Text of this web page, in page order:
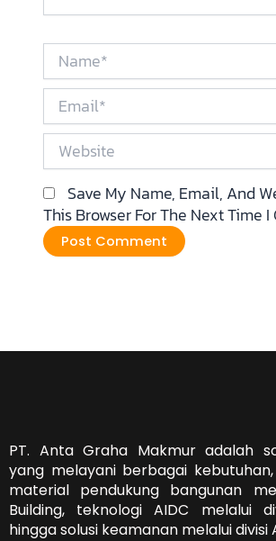
Name*
Email*
Website
Save My Name, Email, And
This Browser For The Next Time
PT. Anta Graha Makmur adalah
yang melayani berbagai
material pendukung bangunan
Building, teknologi AIDC melalui
hingga solusi keamanan melalui divisi